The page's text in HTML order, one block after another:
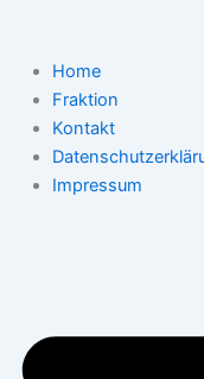
springenHome
Fraktion
Kontakt
Impressum